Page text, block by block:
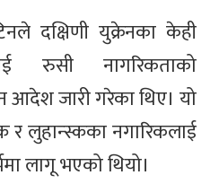
दक्षिणी युक्रेनका केही
रुसी नागरिकताको
आदेश जारी गरेका थिए। यो
लुहान्स्कका नगारिकलाई
लागू भएको थियो।